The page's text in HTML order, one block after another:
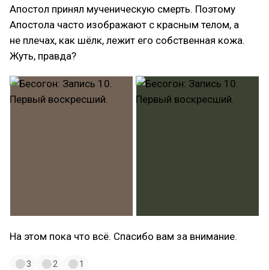
Апостол принял мученическую смерть. Поэтому
Апостола часто изображают с красным телом, а
не плечах, как шёлк, лежит его собственная кожа.
Жуть, правда?
На этом пока что всё. Спасибо вам за внимание.
3 2 1